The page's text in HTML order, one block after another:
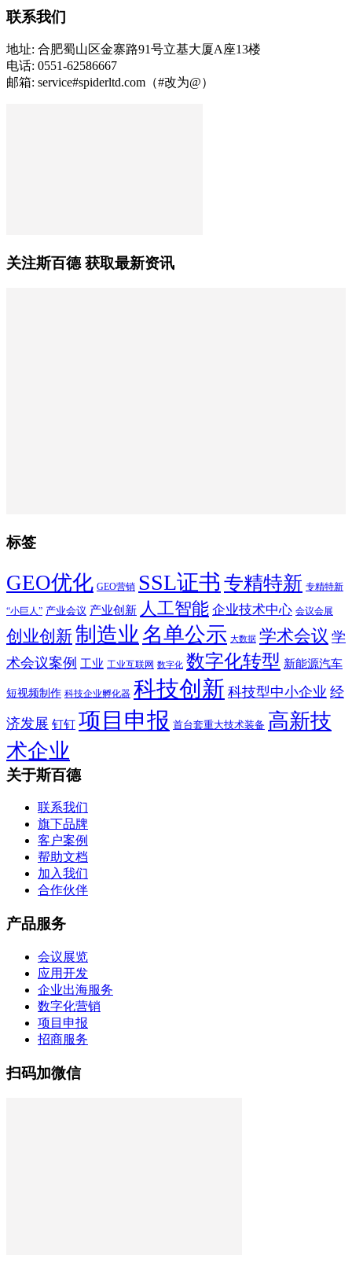
联系我们
地址: 合肥蜀山区金寨路91号立基大厦A座13楼
电话: 0551-62586667
邮箱: service#spiderltd.com（#改为@）
关注斯百德 获取最新资讯
标签
GEO优化 GEO营销 SSL证书 专精特新 专精特新
“小巨人” 产业会议 产业创新 人工智能 企业技术中心 会议会展
创业创新制造业 名单公示 大数据 学术会议 学
术会议案例 工业 工业互联网 数字化 数字化转型 新能源汽车
短视频制作 科技企业孵化器 科技创新 科技型中小企业 经
济发展 钉钉 项目申报 首台套重大技术装备 高新技
术企业
关于斯百德
联系我们
旗下品牌
客户案例
帮助文档
加入我们
合作伙伴
产品服务
会议展览
应用开发
企业出海服务
数字化营销
项目申报
招商服务
扫码加微信